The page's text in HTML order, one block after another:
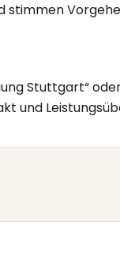
Stuttgart“
und